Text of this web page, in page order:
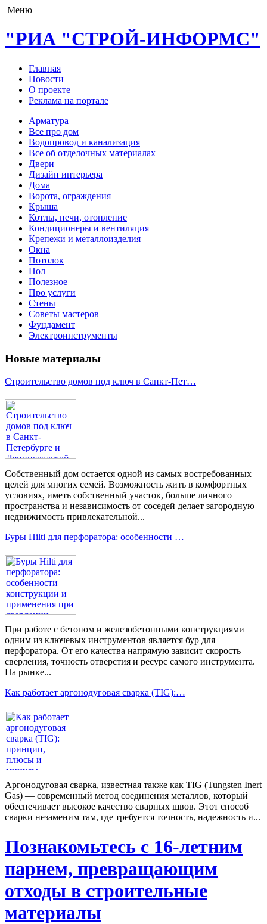
Меню
"РИА "СТРОЙ-ИНФОРМС"
Главная
Новости
О проекте
Реклама на портале
Арматура
Все про дом
Водопровод и канализация
Все об отделочных материалах
Двери
Дизайн интерьера
Дома
Ворота, ограждения
Крыша
Котлы, печи, отопление
Кондиционеры и вентиляция
Крепежи и металлоизделия
Окна
Потолок
Пол
Полезное
Про услуги
Стены
Советы мастеров
Фундамент
Электроинструменты
Новые материалы
Строительство домов под ключ в Санкт-Пет…
Собственный дом остается одной из самых востребованных
целей для многих семей. Возможность жить в комфортных
условиях, иметь собственный участок, больше личного
пространства и независимость от соседей делает загородную
недвижимость привлекательной...
Буры Hilti для перфоратора: особенности …
При работе с бетоном и железобетонными конструкциями
одним из ключевых инструментов является бур для
перфоратора. От его качества напрямую зависит скорость
сверления, точность отверстия и ресурс самого инструмента.
На рынке...
Как работает аргонодуговая сварка (TIG):…
Аргонодуговая сварка, известная также как TIG (Tungsten Inert
Gas) — современный метод соединения металлов, который
обеспечивает высокое качество сварных швов. Этот способ
сварки незаменим там, где требуется точность, надежность и...
Познакомьтесь с 16-летним
парнем, превращающим
отходы в строительные
материалы